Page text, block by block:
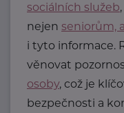
sociálních služeb
nejen seniorům,
i tyto informace.
věnovat
osoby, což je
bezpečnosti a